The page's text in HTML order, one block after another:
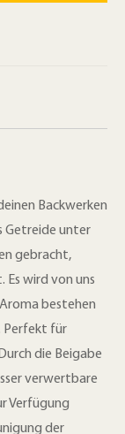
Backwerken
Getreide unter
gebracht,
wird von uns
bestehen
Perfekt für
die Beigabe
verwertbare
Verfügung
der